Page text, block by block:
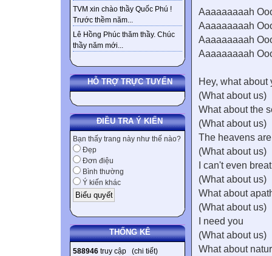
TVM xin chào thầy Quốc Phú !
Trước thềm năm...
Lê Hồng Phúc thăm thầy. Chúc
thầy năm mới...
HỖ TRỢ TRỰC TUYẾN
ĐIỀU TRA Ý KIẾN
Bạn thấy trang này như thế nào?
Đẹp
Đơn điệu
Bình thường
Ý kiến khác
THỐNG KÊ
588946 truy cập (chi tiết)
Aaaaaaaaah
Aaaaaaaaah
Aaaaaaaaah
Aaaaaaaaah
Hey, what about
(What about us)
What about the
(What about us)
The heavens
(What about us)
I can't even
(What about us)
What about
(What about us)
I need you
(What about us)
What about